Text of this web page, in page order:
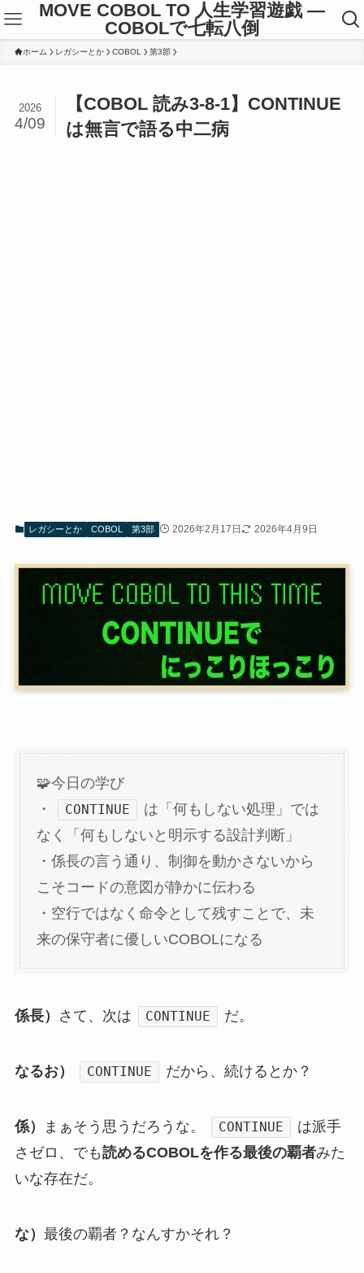
MOVE COBOL TO 人生学習遊戯 ―
COBOLで七転八倒
ホーム レガシーとか COBOL 第3部
【COBOL 読み3-8-1】CONTINUE
は無言で語る中二病
2026
4/09
レガシーとか COBOL 第3部 2026年2月17日 2026年4月9日
🧩今日の学び
・
CONTINUE
は「何もしない処理」では
なく「何もしないと明示する設計判断」
・係長の言う通り、制御を動かさないから
こそコードの意図が静かに伝わる
・空行ではなく命令として残すことで、未
来の保守者に優しいCOBOLになる
係長） さて、次は CONTINUE だ。
なるお） CONTINUE だから、続けるとか？
係） まぁそう思うだろうな。 CONTINUE
は派手
さゼロ、でも読めるCOBOLを作る最後の覇者みた
いな存在だ。
な） 最後の覇者？なんすかそれ？